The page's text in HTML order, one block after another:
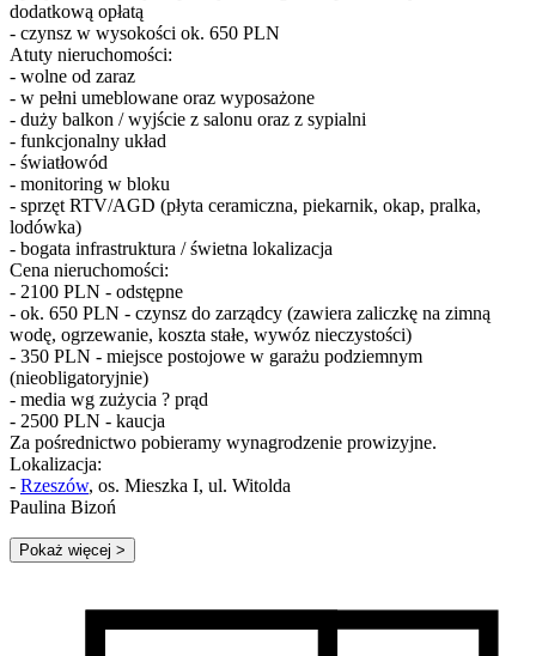
dodatkową opłatą
- czynsz w wysokości ok. 650 PLN
Atuty nieruchomości:
- wolne od zaraz
- w pełni umeblowane oraz wyposażone
- duży balkon / wyjście z salonu oraz z sypialni
- funkcjonalny układ
- światłowód
- monitoring w bloku
- sprzęt RTV/AGD (płyta ceramiczna, piekarnik, okap, pralka,
lodówka)
- bogata infrastruktura / świetna lokalizacja
Cena nieruchomości:
- 2100 PLN - odstępne
- ok. 650 PLN - czynsz do zarządcy (zawiera zaliczkę na zimną
wodę, ogrzewanie, koszta stałe, wywóz nieczystości)
- 350 PLN - miejsce postojowe w garażu podziemnym
(nieobligatoryjnie)
- media wg zużycia ? prąd
- 2500 PLN - kaucja
Za pośrednictwo pobieramy wynagrodzenie prowizyjne.
Lokalizacja:
- Rzeszów, os. Mieszka I, ul. Witolda
Paulina Bizoń
Pokaż więcej >